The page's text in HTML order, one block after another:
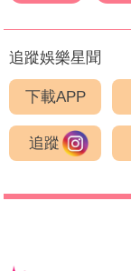
追蹤娛樂星聞
下載APP
追蹤